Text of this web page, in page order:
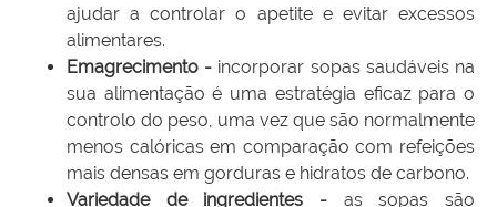
ajudar a controlar o apetite e evitar excessos
alimentares.
Emagrecimento - incorporar sopas saudáveis na
sua alimentação é uma estratégia eficaz para o
controlo do peso, uma vez que são normalmente
menos calóricas em comparação com refeições
mais densas em gorduras e hidratos de carbono.​
Variedade de ingredientes - as sopas são